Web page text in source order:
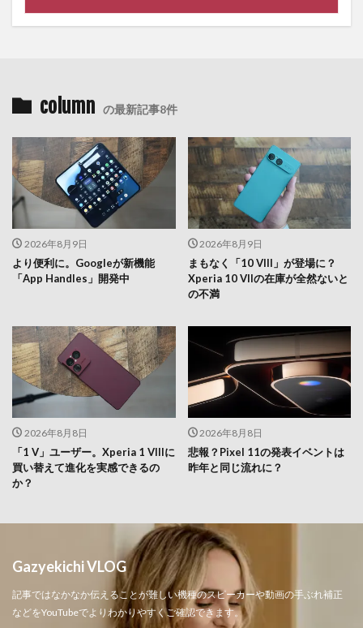
column の最新記事8件
2026年8月9日
より便利に。Googleが新機能
「App Handles」開発中
2026年8月9日
まもなく「10 VIII」が登場に？
Xperia 10 VIIの在庫が全然ないと
の不満
2026年8月8日
「1 V」ユーザー。Xperia 1 VIIIに
買い替えて進化を実感できるの
か？
2026年8月8日
悲報？Pixel 11の発表イベントは
昨年と同じ流れに？
Gazyekichi VLOG
記事ではなかなか伝えることが難しい機種のスピーカーや動画の手ぶれ補正
などをYouTubeでよりわかりやすくご確認できます。